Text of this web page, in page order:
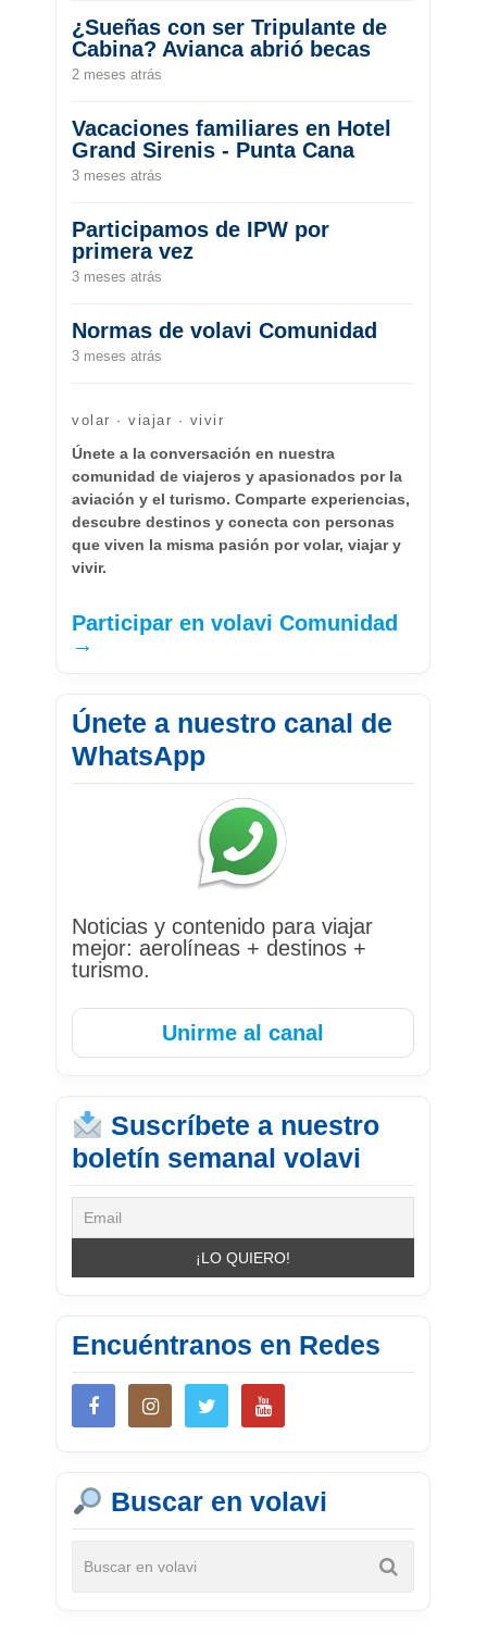
¿Sueñas con ser Tripulante de
Cabina? Avianca abrió becas
2 meses atrás
Vacaciones familiares en Hotel
Grand Sirenis - Punta Cana
3 meses atrás
Participamos de IPW por
primera vez
3 meses atrás
Normas de volavi Comunidad
3 meses atrás
volar · viajar · vivir
Únete a la conversación en nuestra
comunidad de viajeros y apasionados por la
aviación y el turismo. Comparte experiencias,
descubre destinos y conecta con personas
que viven la misma pasión por volar, viajar y
vivir.
Participar en volavi Comunidad
→
Únete a nuestro canal de
WhatsApp
Noticias y contenido para viajar
mejor: aerolíneas + destinos +
turismo.
Unirme al canal
Suscríbete a nuestro
boletín semanal volavi
Encuéntranos en Redes
Buscar en volavi